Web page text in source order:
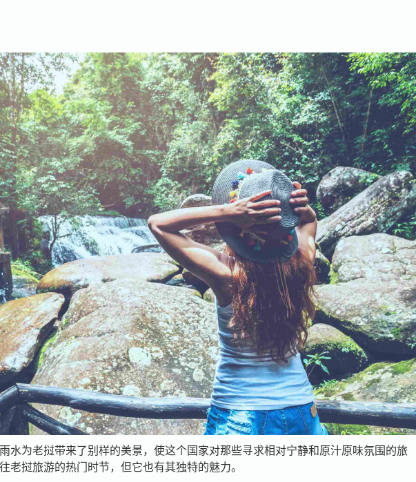
雨水为老挝带来了别样的美景， 使这个国家对那些寻求相对宁静和原汁原味氛围的旅
老挝旅游的热门时节，但它也有其独特的魅力。